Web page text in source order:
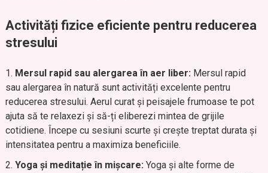
Activități fizice eficiente pentru reducerea
stresului
Mersul rapid sau alergarea în aer liber: Mersul rapid
sau alergarea în natură sunt activități excelente pentru
reducerea stresului. Aerul curat și peisajele frumoase te pot
ajuta să te relaxezi și să-ți eliberezi mintea de grijile
cotidiene. Începe cu sesiuni scurte și crește treptat durata și
intensitatea pentru a maximiza beneficiile.
Yoga și meditație în mișcare: Yoga și alte forme de